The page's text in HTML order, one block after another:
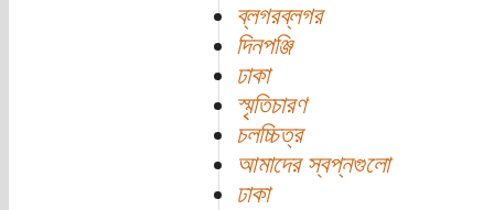
ব্লগরব্লগর
দিনপঞ্জি
ঢাকা
স্মৃতিচারণ
চলচ্চিত্র
আমাদের স্বপ্নগুলো
ঢাকা